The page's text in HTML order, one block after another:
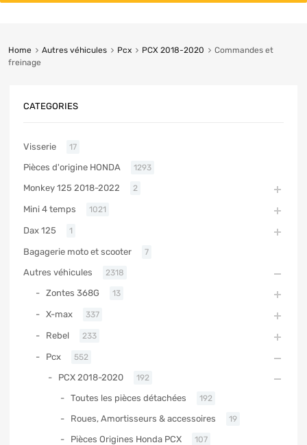
Home Autres véhicules Pcx PCX 2018-2020
Commandes et
freinage
CATEGORIES
Visserie 17
Pièces d'origine HONDA 1293
Monkey 125 2018-2022 2
Mini 4 temps 1021
Dax 125 1
Bagagerie moto et scooter 7
Autres véhicules 2318
Zontes 368G 13
X-max 337
Rebel 233
Pcx 552
PCX 2018-2020 192
Toutes les pièces détachées 192
Roues, Amortisseurs & accessoires 19
Pièces Origines Honda PCX 107